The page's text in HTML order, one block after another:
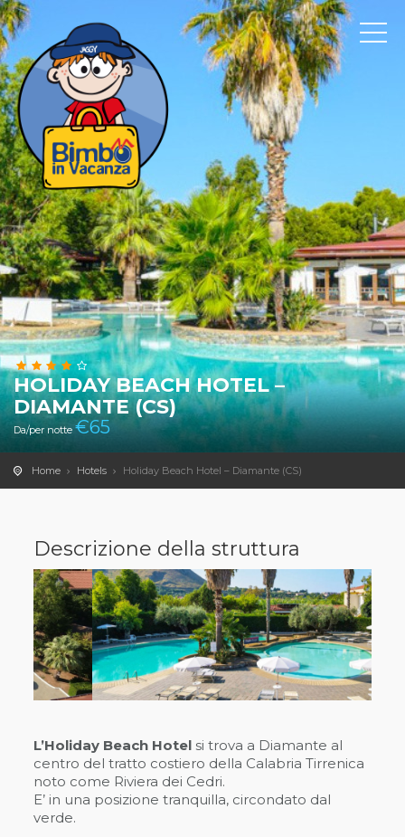
HOLIDAY BEACH HOTEL –
DIAMANTE (CS)
Da/per notte €65
Home Hotels Holiday Beach Hotel – Diamante (CS)
Descrizione della struttura
L’Holiday Beach Hotel si trova a Diamante al
centro del tratto costiero della Calabria Tirrenica
noto come Riviera dei Cedri.
E’ in una posizione tranquilla, circondato dal
verde.